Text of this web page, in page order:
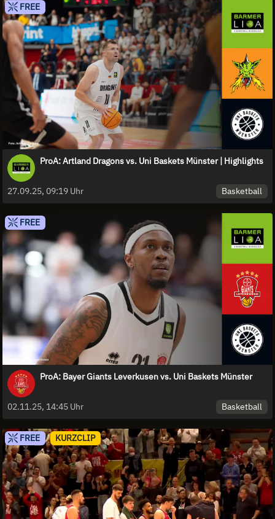
FREE
ProA: Artland Dragons vs. Uni Baskets Münster | Highlights
27.09.25, 09:19 Uhr Basketball
FREE
ProA: Bayer Giants Leverkusen vs. Uni Baskets Münster
02.11.25, 14:45 Uhr Basketball
FREE KURZCLIP